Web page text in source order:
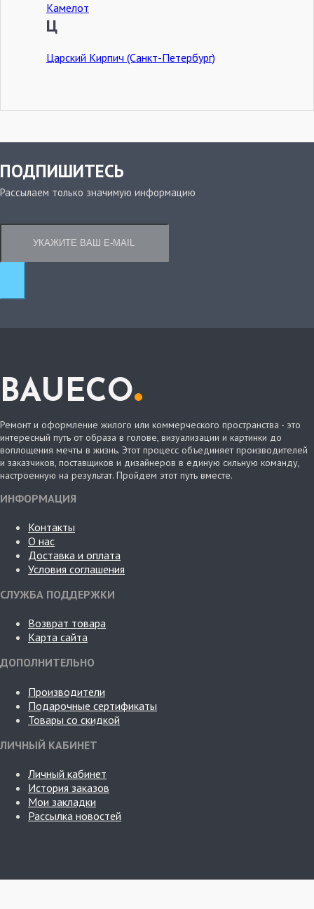
Камелот
Ц
Царский Кирпич (Санкт-Петербург)
ПОДПИШИТЕСЬ
Рассылаем только значимую информацию
BAUECO.
Ремонт и оформление жилого или коммерческого пространства - это
интересный путь от образа в голове, визуализации и картинки до
воплощения мечты в жизнь. Этот процесс объединяет производителей
и заказчиков, поставщиков и дизайнеров в единую сильную команду,
настроенную на результат. Пройдем этот путь вместе.
ИНФОРМАЦИЯ
Контакты
О нас
Доставка и оплата
Условия соглашения
СЛУЖБА ПОДДЕРЖКИ
Возврат товара
Карта сайта
ДОПОЛНИТЕЛЬНО
Производители
Подарочные сертификаты
Товары со скидкой
ЛИЧНЫЙ КАБИНЕТ
Личный кабинет
История заказов
Мои закладки
Рассылка новостей